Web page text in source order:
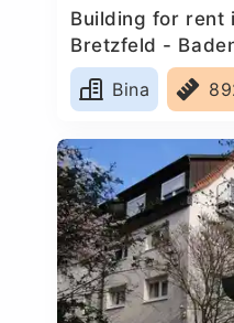
Building for rent
Bretzfeld -
Germany
Bina